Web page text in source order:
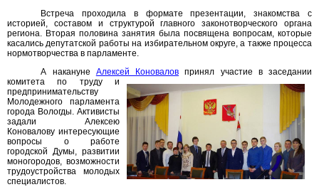
Встреча проходила в формате презентации, знакомства с
историей, составом и структурой главного законотворческого органа
региона. Вторая половина занятия была посвящена вопросам, которые
касались депутатской работы на избирательном округе, а также процесса
нормотворчества в парламенте.
А накануне Алексей Коновалов принял участие взаседании
комитета по труду и
предпринимательству
Молодежного парламента
города Вологды. Активисты
задали Алексею
Коновалову интересующие
вопросы о работе
городской Думы, развитии
моногородов, возможности
трудоустройства молодых
специалистов.